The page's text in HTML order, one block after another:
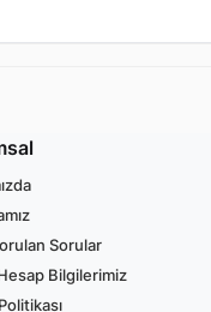
Sorular
Bilgilerimiz